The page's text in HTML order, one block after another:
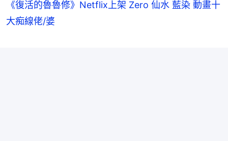
《復活的魯魯修》Netflix上架 Zero 仙水 藍染 動畫十
大痴線佬/婆